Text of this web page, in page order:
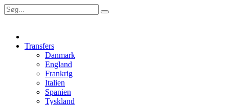
Transfers
Danmark
England
Frankrig
Italien
Spanien
Tyskland